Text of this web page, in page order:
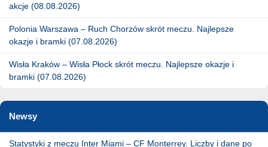
akcje (08.08.2026)
Polonia Warszawa – Ruch Chorzów skrót meczu. Najlepsze
okazje i bramki (07.08.2026)
Wisła Kraków – Wisła Płock skrót meczu. Najlepsze okazje i
bramki (07.08.2026)
Newsy
Statystyki z meczu Inter Miami – CF Monterrey. Liczby i dane po